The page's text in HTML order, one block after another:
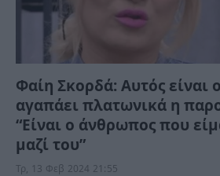
Φαίη Σκορδά: Αυτός είναι
αγαπάει πλατωνικά η
“Είναι ο άνθρωπος που
μαζί του”
Τρ, 13 Φεβ 2024 21:55